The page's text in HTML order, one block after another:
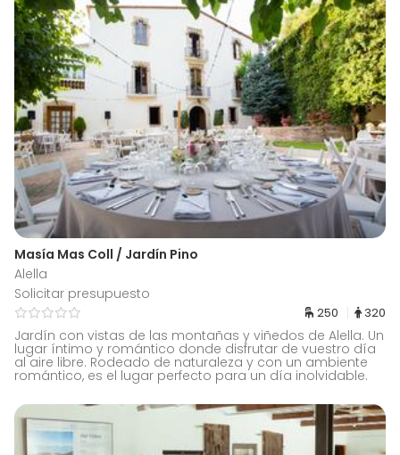
Masía Mas Coll / Jardín Pino
Alella
Solicitar presupuesto
250 320
Jardín con vistas de las montañas y viñedos de Alella. Un
lugar íntimo y romántico donde disfrutar de vuestro día
al aire libre. Rodeado de naturaleza y con un ambiente
romántico, es el lugar perfecto para un día inolvidable.